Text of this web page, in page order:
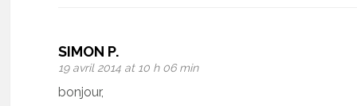
SIMON P.
19 avril 2014 at 10 h 06 min
bonjour,